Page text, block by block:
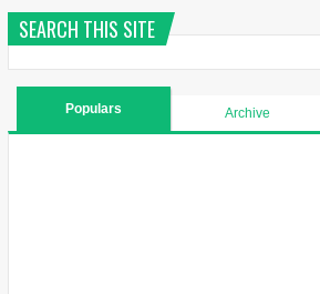
SEARCH THIS SITE
Populars Archive